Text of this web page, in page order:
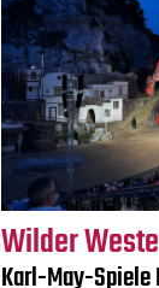
Wilder
Karl-May-Spiele